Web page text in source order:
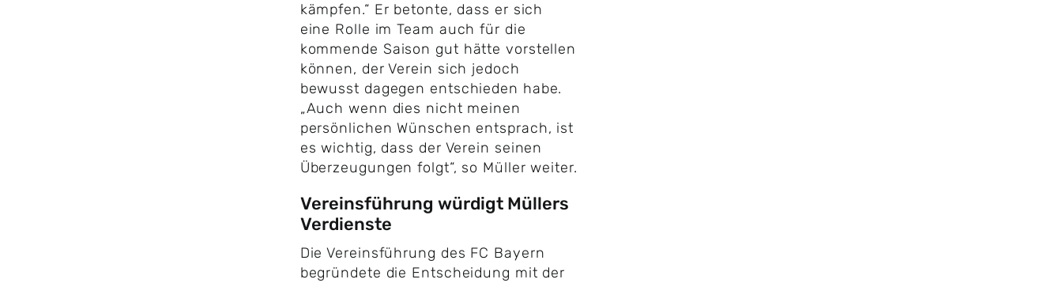
kämpfen.“ Er betonte, dass er sich
eine Rolle im Team auch für die
kommende Saison gut hätte vorstellen
können, der Verein sich jedoch
bewusst dagegen entschieden habe.
„Auch wenn dies nicht meinen
persönlichen Wünschen entsprach, ist
es wichtig, dass der Verein seinen
Überzeugungen folgt“, so Müller weiter.
Vereinsführung würdigt Müllers
Verdienste
​Die Vereinsführung des FC Bayern
begründete die Entscheidung mit der